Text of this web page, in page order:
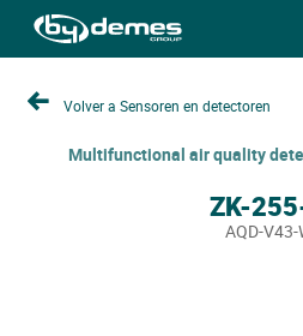
Volver a Sensoren en detectoren
Multifunctional air quality
ZK-
AQD-V43-